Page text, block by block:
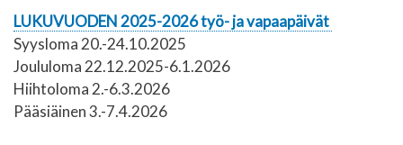
LUKUVUODEN 2025-2026 työ- ja vapaapäivät
Syysloma 20.-24.10.2025
Joululoma 22.12.2025-6.1.2026
Hiihtoloma 2.-6.3.2026
Pääsiäinen 3.-7.4.2026